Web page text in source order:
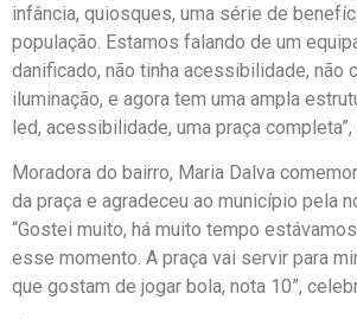
infância, quiosques, uma série de
população. Estamos falando de um
danificado, não tinha acessibilidade, não
iluminação, e agora tem uma ampla
led, acessibilidade, uma praça
Moradora do bairro, Maria Dalva
da praça e agradeceu ao município pela
“Gostei muito, há muito tempo
esse momento. A praça vai servir para
que gostam de jogar bola, nota 10”,